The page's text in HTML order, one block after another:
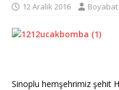
12 Aralık 2016
Sinoplu hemşehrimiz şehit